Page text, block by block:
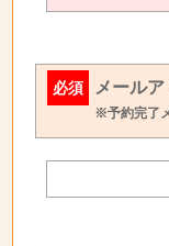
必須 メール
※予約完了